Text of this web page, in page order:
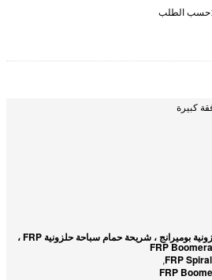
حسب الطلب
كبيرة
زحليقة حمام السباحة الحلزونية بوميرانج ، شريحة حمام سباحة حلزونية FRP ،
FRP
,
FRP